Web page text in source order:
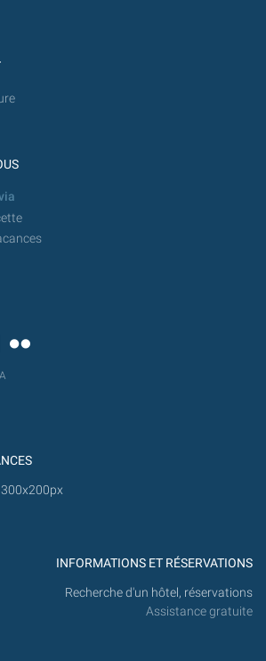
Instagram
INFORMATIONS ET RÉSERVATIONS
Recherche d'un hôtel, réservations
Assistance gratuite